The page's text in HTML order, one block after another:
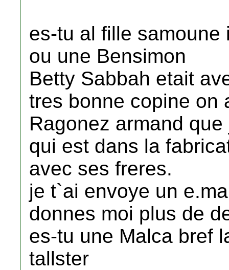
es-tu al fille
ou une Bensimon
Betty Sabbah etait
tres bonne copine on
Ragonez armand
qui est dans la
avec ses freres.
je t`ai envoye un
donnes moi plus de
es-tu une Malca bref
tallster